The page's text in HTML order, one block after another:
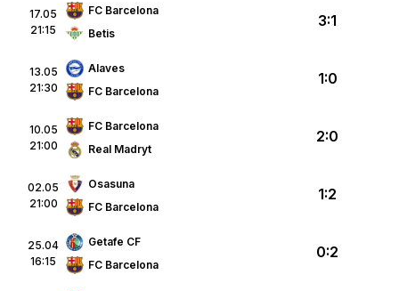
17.05
21:15
FC Barcelona
Betis
3:1
13.05
21:30
Alaves
FC Barcelona
1:0
10.05
21:00
FC Barcelona
Real Madryt
2:0
02.05
21:00
Osasuna
FC Barcelona
1:2
25.04
16:15
Getafe CF
FC Barcelona
0:2